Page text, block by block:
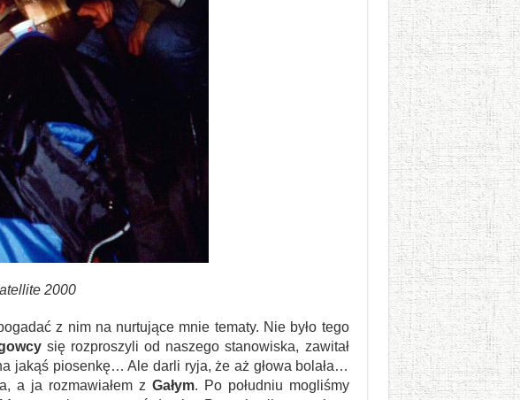
2000
z nim na nurtujące mnie tematy. Nie było tego
się rozproszyli od naszego stanowiska, zawitał
jakąś piosenkę… Ale darli ryja, że aż głowa bolała…
a ja rozmawiałem z Gałym. Po południu mogliśmy